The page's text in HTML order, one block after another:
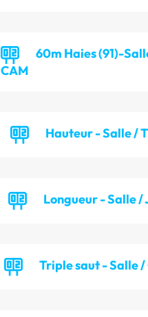
60m Haies (91)-
CAM
Hauteur - Salle /
Longueur - Salle /
Triple saut - Salle /